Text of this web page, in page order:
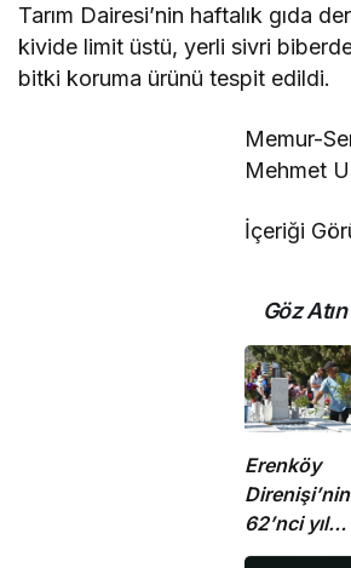
Tarım Dairesi’nin haftalık gıda
kivide limit üstü, yerli sivri
bitki koruma ürünü tespit edildi.
Memur-
Mehmet
İçeriği
Göz Atın
Erenköy
Direnişi’nin
62’nci yıl